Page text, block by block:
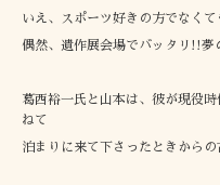
いえ、スポーツ好きの方でなく
偶然、遺作展会場でバッタリ!!夢
葛西裕一氏と山本は、彼が現役
ねて
泊まりに来て下さったときからの